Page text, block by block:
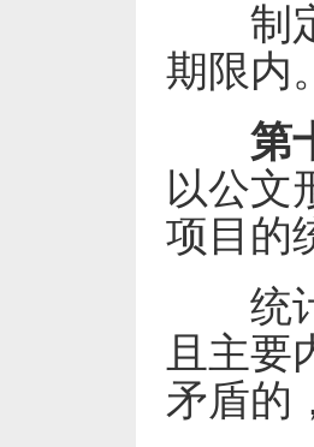
制定
期限内
第
以公文
项目的
统计
且主要
矛盾的